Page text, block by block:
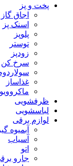
پخت و پز
اجاق
اسنک پز
پلوپز
توستر
زودپز
سرخ کن
غذاساز
ماکروویو
ظرفشویی
لباسشویی
لوازم برقی
آبمیوه
آسیاب
اتو
جارو